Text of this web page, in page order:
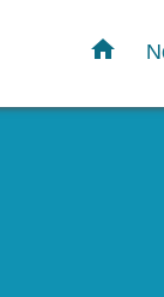
home